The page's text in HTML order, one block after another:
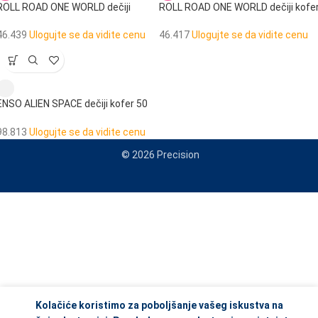
ROAD ONE WORLD dečiji
Ulogujte se da vidite cenu
ROLL ROAD ONE WORLD dečiji
46.417Ulogujte se da vidite cenu
ALIEN SPACE dečiji kofer 50
Ulogujte se da vidite cenu
© 2026 Precision
Kolačiće koristimo za poboljšanje vašeg iskustva na